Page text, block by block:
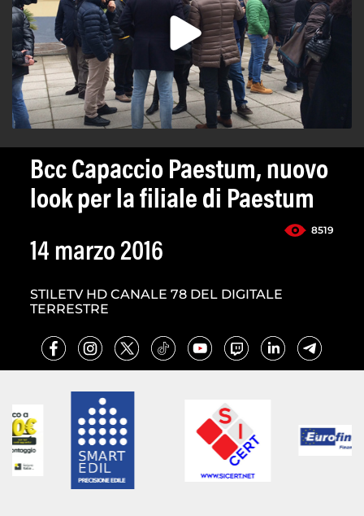
Bcc Capaccio Paestum, nuovo
look per la filiale di Paestum
8519
14 marzo 2016
STILETV HD CANALE 78 DEL DIGITALE
TERRESTRE